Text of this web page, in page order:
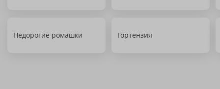
Недорогие ромашки Гортензия